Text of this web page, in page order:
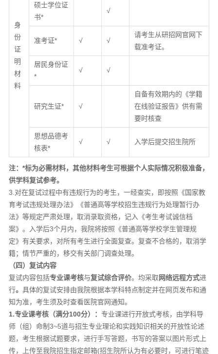
身
份
证
明
材
料
硕士学位证
书*
√
准考证* √ √
请考生从研招网官网下
载准考证。
居民身份证
*
√ √
研究生证* √
自备有效期内的《学籍
在线验证报告》供有需
要时核查
思想品德考
核表*
√ √ 入学后提交招生院所
注：*标为必需材料，其他材料考生可根据个人实际情况积极准备，
供学科复试参考。
3.对在复试过程中有违规行为的考生，一经查实，即按照《国家教
育考试违规处理办法》《普通高等学校招生违规行为处理暂行办
法》等规定严肃处理，取消录取资格，记入《考生考试诚信档
案》。入学后3个月内，我院将按照《普通高等学校学生管理规
定》有关要求，对所有考生进行全面复查。复查不合格的，取消学
籍；情节严重的，移交有关部门调查处理。
（四）复试内容
复试内容包括专业课考核与复试综合评价。均采取 网络远程方式进
行。 具体的复试安排由我院根据本学科特点制定并在网页发布和通
知为准，考生须及时查看医院官网通知。
1.专业课考核（满分100分）： 专业课进行开放式考核，由学科导
师（组）命制3~5道与招生专业理论和实践知识相关的开放性论述
题，考生根据试题要求，进行手写答题，书写的答案以图片形式上
传，上传至我院招生指定邮箱(招生院所认为有必要时，可进行笔迹